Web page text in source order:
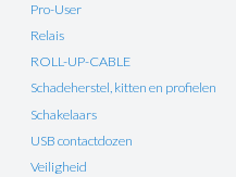
Pro-User
Relais
ROLL-UP-CABLE
Schadeherstel, kitten en profielen
Schakelaars
USB contactdozen
Veiligheid